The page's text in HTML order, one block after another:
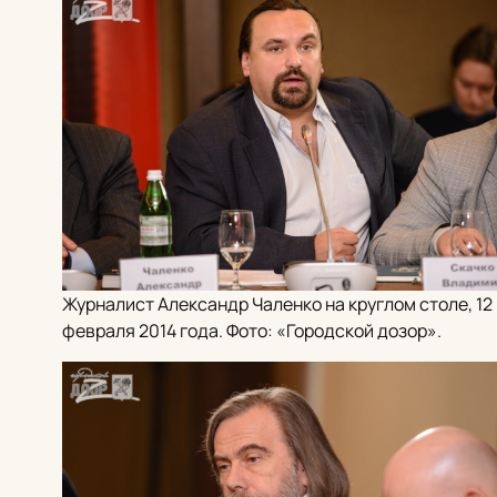
Журналист Александр Чаленко на круглом столе, 12
февраля 2014 года. Фото: «Городской дозор».